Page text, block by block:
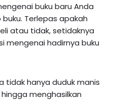
buku baru Anda
Terlepas apakah
atau tidak, setidaknya
mengenai hadirnya buku
tidak hanya duduk manis
menghasilkan